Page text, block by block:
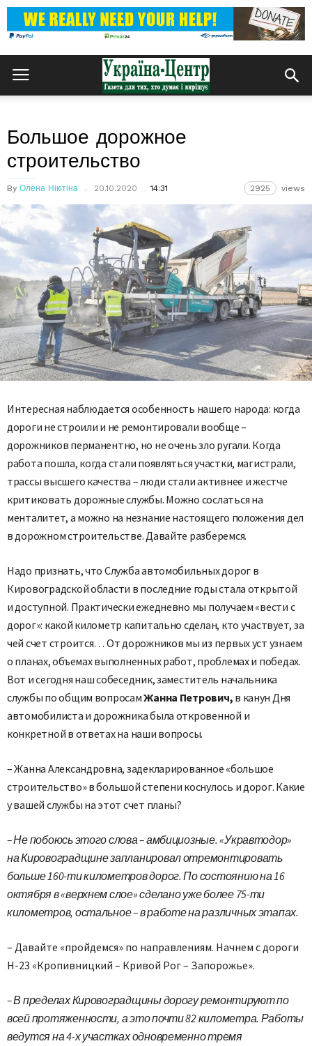
Большое дорожное
строительство
By Олена Нікітіна 20.10.2020 14:31 2925 views
Интересная наблюдается особенность нашего народа: когда
дороги не строили и не ремонтировали вообще –
дорожников перманентно, но не очень зло ругали. Когда
работа пошла, когда стали появляться участки, магистрали,
трассы высшего качества – люди стали активнее и жестче
критиковать дорожные службы. Можно сослаться на
менталитет, а можно на незнание настоящего положения дел
в дорожном строительстве. Давайте разберемся.
Надо признать, что Служба автомобильных дорог в
Кировоградской области в последние годы стала открытой
и доступной. Практически ежедневно мы получаем «вести с
дорог»: какой километр капитально сделан, кто участвует, за
чей счет строится… От дорожников мы из первых уст узнаем
о планах, объемах выполненных работ, проблемах и победах.
Вот и сегодня наш собеседник, заместитель начальника
службы по общим вопросамЖанна Петрович, в канун Дня
автомобилиста и дорожника была откровенной и
конкретной в ответах на наши вопросы.
– Жанна Александровна, задекларированное «большое
строительство» в большой степени коснулось и дорог. Какие
у вашей службы на этот счет планы?
– Не побоюсь этого слова – амбициозные. «Укравтодор»
на Кировоградщине запланировал отремонтировать
больше 160-ти километров дорог. По состоянию на 16
октября в «верхнем слое» сделано уже более 75-ти
километров, остальное – в работе на различных этапах.
– Давайте «пройдемся» по направлениям. Начнем с дороги
Н-23 «Кропивницкий – Кривой Рог – Запорожье».
– В пределах Кировоградщины дорогу ремонтируют по
всей протяженности, а это почти 82 километра. Работы
ведутся на 4-х участках одновременно тремя